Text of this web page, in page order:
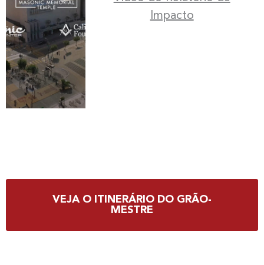
Impacto
VEJA O ITINERÁRIO DO GRÃO-
MESTRE